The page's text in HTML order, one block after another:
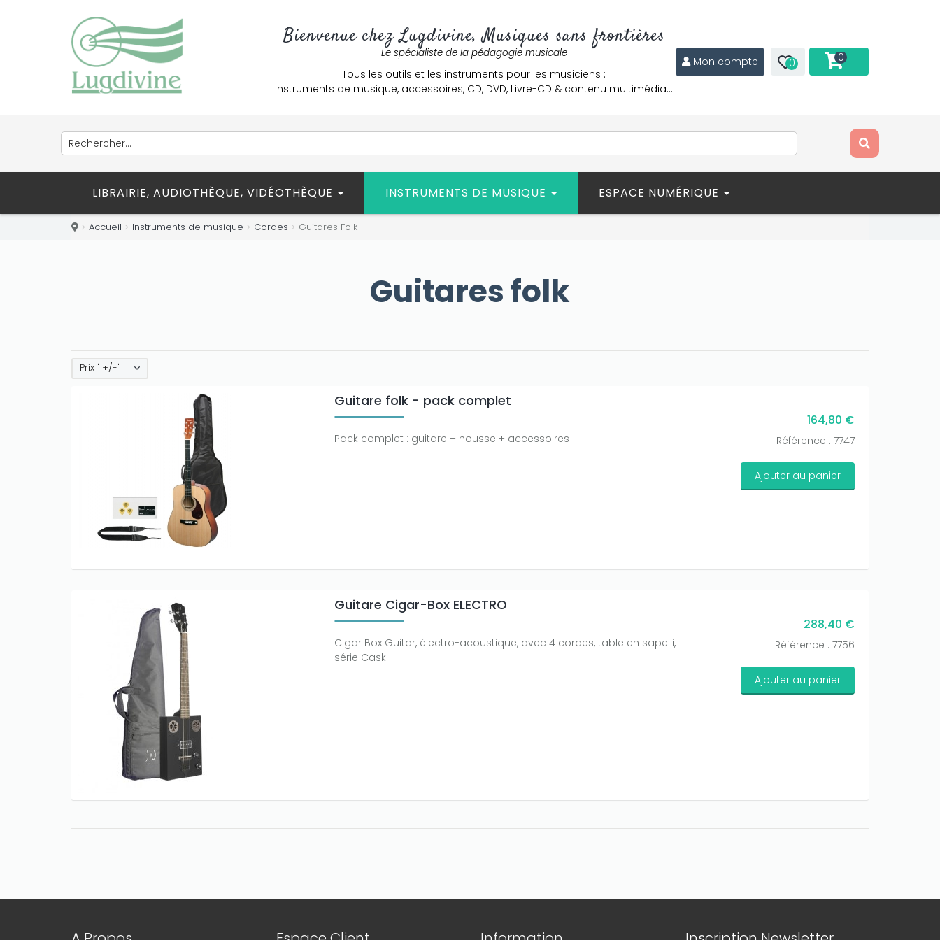
Bienvenue chez Lugdivine, Musiques sans frontières
Le spécialiste de la pédagogie musicale
Tous les outils et les instruments pour les musiciens :
Instruments de musique, accessoires, CD, DVD, Livre-CD & contenu multimédia…
Mon compte 0 0
LIBRAIRIE, AUDIOTHÈQUE, VIDÉOTHÈQUE INSTRUMENTS DE MUSIQUE ESPACE NUMÉRIQUE
Accueil Instruments de musique Cordes Guitares Folk
Guitares folk
Prix ' +/-'
Guitare folk - pack complet
Pack complet : guitare + housse + accessoires
164,80 €
Référence : 7747
Ajouter au panier
Guitare Cigar-Box ELECTRO
Cigar Box Guitar, électro-acoustique, avec 4 cordes, table en sapelli,
série Cask
288,40 €
Référence : 7756
Ajouter au panier
Only play at Joo casino
want to win a huge amount on your